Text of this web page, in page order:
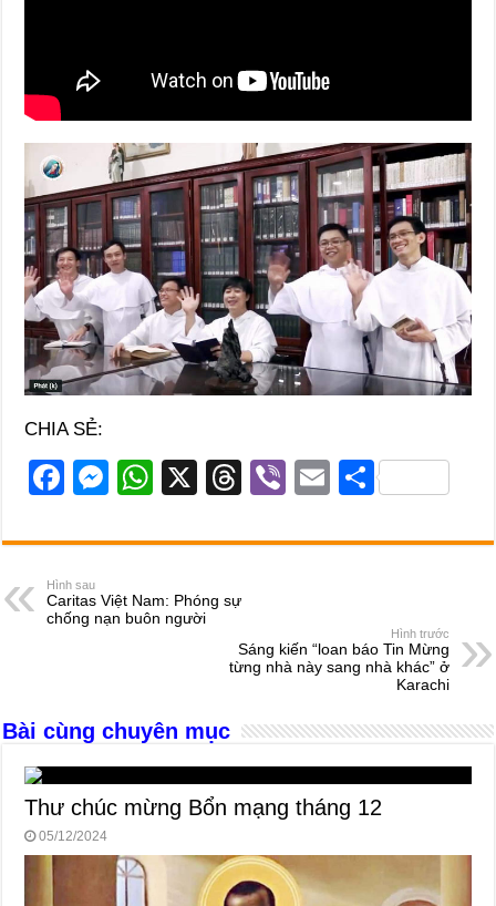
CHIA SẺ:
F
c
e
b
k
M
ss
e
n
W
at
A
X
T
e
s
Vi
er
E
ail
S
ar
Hình sau
Caritas Việt Nam: Phóng sự
chống nạn buôn người
Hình trước
Sáng kiến “loan báo Tin Mừng
từng nhà này sang nhà khác” ở
Karachi
Bài cùng chuyên mục
Thư chúc mừng Bổn mạng tháng 12
05/12/2024